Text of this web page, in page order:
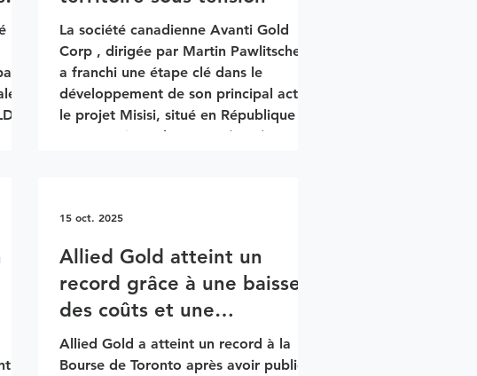
La société canadienne Avanti Gold
Corp , dirigée par Martin Pawlitschek ,
a franchi une étape clé dans le
développement de son principal actif,
le projet Misisi, situé en République
Démocratique du Congo (RDC).
financement accéléré. L’opération a
LP en tant que chef de file, aux côtés
de Haywood Securities Inc. ,
Canaccord Genuity Corp.
Allied Gold atteint un
record grâce à une baisse
des coûts et une
production solide en
Afrique
Allied Gold a atteint un record à la
Bourse de Toronto après avoir publié
15 oct. 2025